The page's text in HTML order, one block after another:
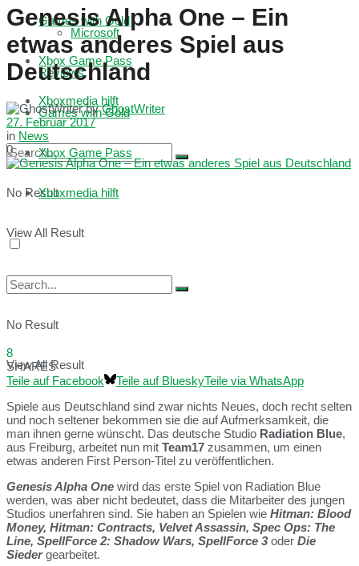
Games with Gold
Xbox Game Pass
Xboxmedia hilft
No Result
View All Result
Microsoft
Reviews
Games with Gold
Xbox Game Pass
Xboxmedia hilft
No Result
View All Result
Genesis Alpha One – Ein
etwas anderes Spiel aus
Deutschland
by GhostWriter
27. Februar 2017
in News
0
8
SHARES
Teile auf Facebook
Teile auf BlueskyTeile via WhatsApp
Spiele aus Deutschland sind zwar nichts Neues, doch recht selten
und noch seltener bekommen sie die auf Aufmerksamkeit, die
man ihnen gerne wünscht. Das deutsche Studio Radiation Blue,
aus Freiburg, arbeitet nun mit Team17 zusammen, um einen
etwas anderen First Person-Titel zu veröffentlichen.
Genesis Alpha One wird das erste Spiel von Radiation Blue
werden, was aber nicht bedeutet, dass die Mitarbeiter des jungen
Studios unerfahren sind. Sie haben an Spielen wie Hitman: Blood
Money, Hitman: Contracts, Velvet Assassin, Spec Ops: The
Line, SpellForce 2: Shadow Wars, SpellForce 3 oder Die
Sieder gearbeitet.